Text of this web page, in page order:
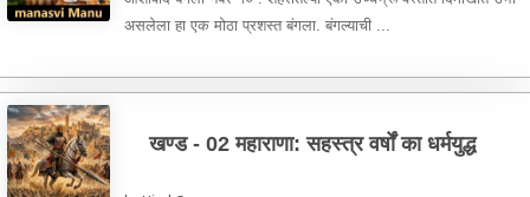
असलेला हा एक मोठा प्रशस्त बंगला. बंगल्याची ...
खण्ड - 02 महाराणा: सहस्त्र वर्षों का धर्मयुद्ध